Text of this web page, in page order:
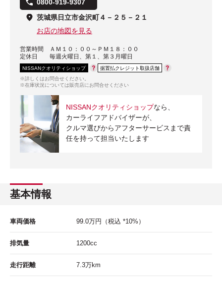
0800-919-9307
茨城県日立市金沢町４－２５－２１
お店の地図を見る
営業時間
ＡＭ１０：００～ＰＭ１８：００
定休日
毎週火曜日、第１、第３月曜日
NISSANクオリティショップ
据置払クレジット取扱店舗
※詳しくはお問合せください。
※在庫状況については販売店にお問合せください
NISSANクオリティショップなら、
カーライフアドバイザーが、
クルマ選びからアフターサービスまで責
任を持って担当いたします
基本情報
車両価格 99.0万円 （税込 *10%）
排気量 1200cc
走行距離 7.3万km